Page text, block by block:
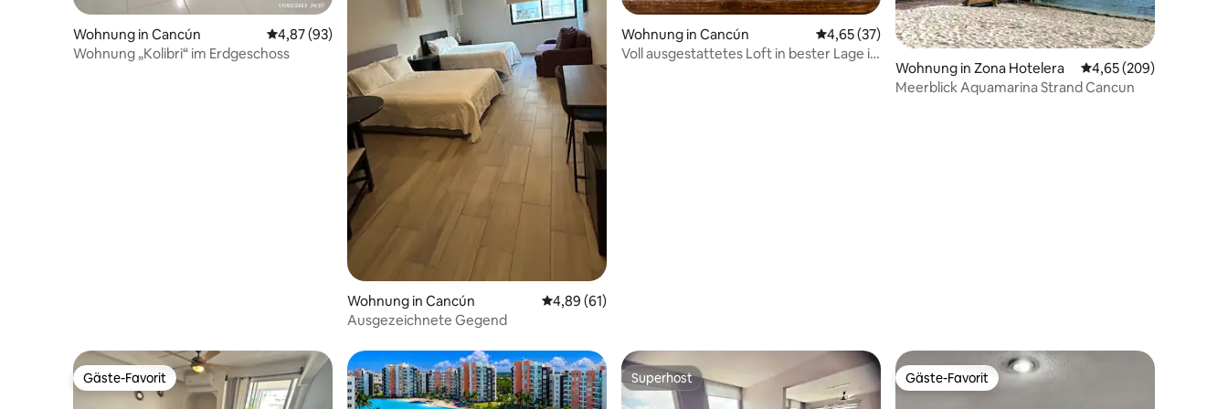
Wohnung in Cancún Durchschnittliche Bewertung: 4,87 von 5, 93 Bewertungen
4,87 (93)
Wohnung „Kolibri“ im Erdgeschoss
Wohnung in Cancún Durchschnittliche Bewertung: 4,89 von 5, 61 Bewertungen
4,89 (61)
Ausgezeichnete Gegend
Wohnung in Cancún Durchschnittliche Bewertung: 4,65 von 5, 37 Bewertungen
4,65 (37)
Voll ausgestattetes Loft in bester Lage in
Wohnung in Zona Hotelera Durchschnittliche
4,65 (209)
Meerblick Aquamarina Strand Cancun
Gäste-Favorit
Gäste-Favorit Superhost
Superhost Gäste-Favorit
Gäste-Favorit